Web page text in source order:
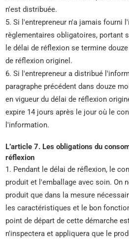
n'est distribuée.
5. Si l'entrepreneur n'a jamais fourni
règlementaires obligatoires, portant
le délai de réflexion se termine
de réflexion originel.
6. Si l'entrepreneur a distribué
paragraphe précédent dans douze
en vigueur du délai de réflexion
expire 14 jours après le jour où le
l'information.
L’article 7. Les obligations du
réflexion
1. Pendant le délai de réflexion, le
produit et l'emballage avec soin. On
produit que dans la mesure
les caractéristiques et le bon
point de départ de cette démarche
n'inspectera et appliquera que le